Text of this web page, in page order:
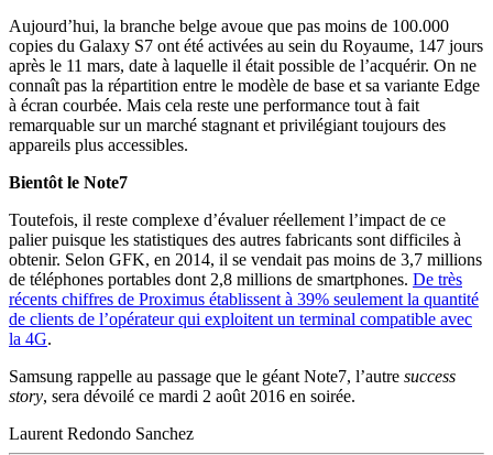
Aujourd’hui, la branche belge avoue que pas moins de 100.000
copies du Galaxy S7 ont été activées au sein du Royaume, 147 jours
après le 11 mars, date à laquelle il était possible de l’acquérir. On ne
connaît pas la répartition entre le modèle de base et sa variante Edge
à écran courbée. Mais cela reste une performance tout à fait
remarquable sur un marché stagnant et privilégiant toujours des
appareils plus accessibles.
Bientôt le Note7
Toutefois, il reste complexe d’évaluer réellement l’impact de ce
palier puisque les statistiques des autres fabricants sont difficiles à
obtenir. Selon GFK, en 2014, il se vendait pas moins de 3,7 millions
de téléphones portables dont 2,8 millions de smartphones. De très
récents chiffres de Proximus établissent à 39% seulement la quantité
de clients de l’opérateur qui exploitent un terminal compatible avec
la 4G.
Samsung rappelle au passage que le géant Note7, l’autre success
story, sera dévoilé ce mardi 2 août 2016 en soirée.
Laurent Redondo Sanchez